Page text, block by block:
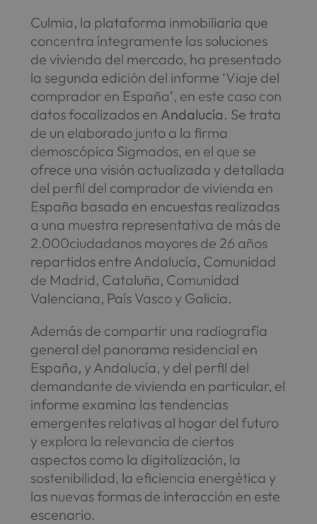
Culmia, la plataforma inmobiliaria que
concentra íntegramente las soluciones
de vivienda del mercado, ha presentado
la segunda edición del informe ‘Viaje del
comprador en España’, en este caso con
datos focalizados en Andalucía. Se trata
de un elaborado junto a la firma
demoscópica Sigmados, en el que se
ofrece una visión actualizada y detallada
del perfil del comprador de vivienda en
España basada en encuestas realizadas
a una muestra representativa de más de
2.000ciudadanos mayores de 26 años
repartidos entre Andalucía, Comunidad
de Madrid, Cataluña, Comunidad
Valenciana, País Vasco y Galicia.
Además de compartir una radiografía
general del panorama residencial en
España, y Andalucía, y del perfil del
demandante de vivienda en particular, el
informe examina las tendencias
emergentes relativas al hogar del futuro
y explora la relevancia de ciertos
aspectos como la digitalización, la
sostenibilidad, la eficiencia energética y
las nuevas formas de interacción en este
escenario.